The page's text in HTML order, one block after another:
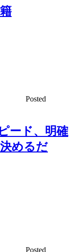
Posted
ード、明確
めるだ
Posted